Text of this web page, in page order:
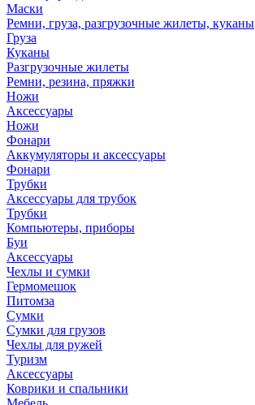
Маски
Ремни, груза, разгрузочные жилеты, куканы
Груза
Куканы
Разгрузочные жилеты
Ремни, резина, пряжки
Ножи
Аксессуары
Ножи
Фонари
Аккумуляторы и аксессуары
Фонари
Трубки
Аксессуары для трубок
Трубки
Компьютеры, приборы
Буи
Аксессуары
Чехлы и сумки
Гермомешок
Питомза
Сумки
Сумки для грузов
Чехлы для ружей
Туризм
Аксессуары
Коврики и спальники